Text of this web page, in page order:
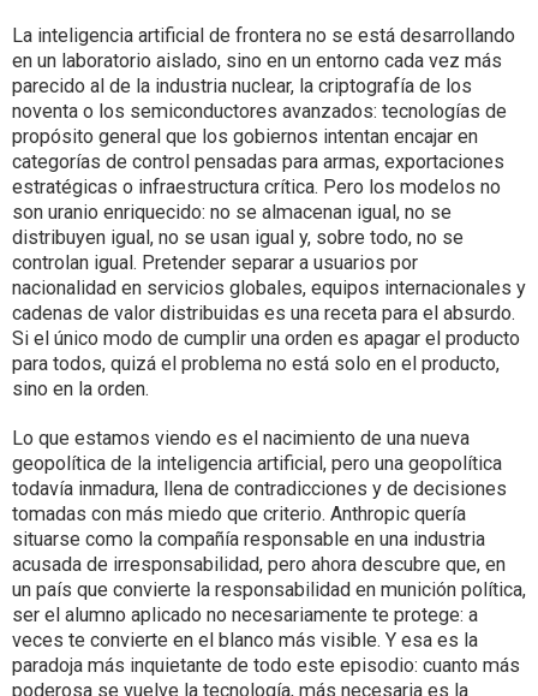
La inteligencia artificial de frontera no se está desarrollando
en un laboratorio aislado, sino en un entorno cada vez más
parecido al de la industria nuclear, la criptografía de los
noventa o los semiconductores avanzados: tecnologías de
propósito general que los gobiernos intentan encajar en
categorías de control pensadas para armas, exportaciones
estratégicas o infraestructura crítica. Pero los modelos no
son uranio enriquecido: no se almacenan igual, no se
distribuyen igual, no se usan igual y, sobre todo, no se
controlan igual. Pretender separar a usuarios por
nacionalidad en servicios globales, equipos internacionales y
cadenas de valor distribuidas es una receta para el absurdo.
Si el único modo de cumplir una orden es apagar el producto
para todos, quizá el problema no está solo en el producto,
sino en la orden.
Lo que estamos viendo es el nacimiento de una nueva
geopolítica de la inteligencia artificial, pero una geopolítica
todavía inmadura, llena de contradicciones y de decisiones
tomadas con más miedo que criterio. Anthropic quería
situarse como la compañía responsable en una industria
acusada de irresponsabilidad, pero ahora descubre que, en
un país que convierte la responsabilidad en munición política,
ser el alumno aplicado no necesariamente te protege: a
veces te convierte en el blanco más visible. Y esa es la
paradoja más inquietante de todo este episodio: cuanto más
poderosa se vuelve la tecnología, más necesaria es la